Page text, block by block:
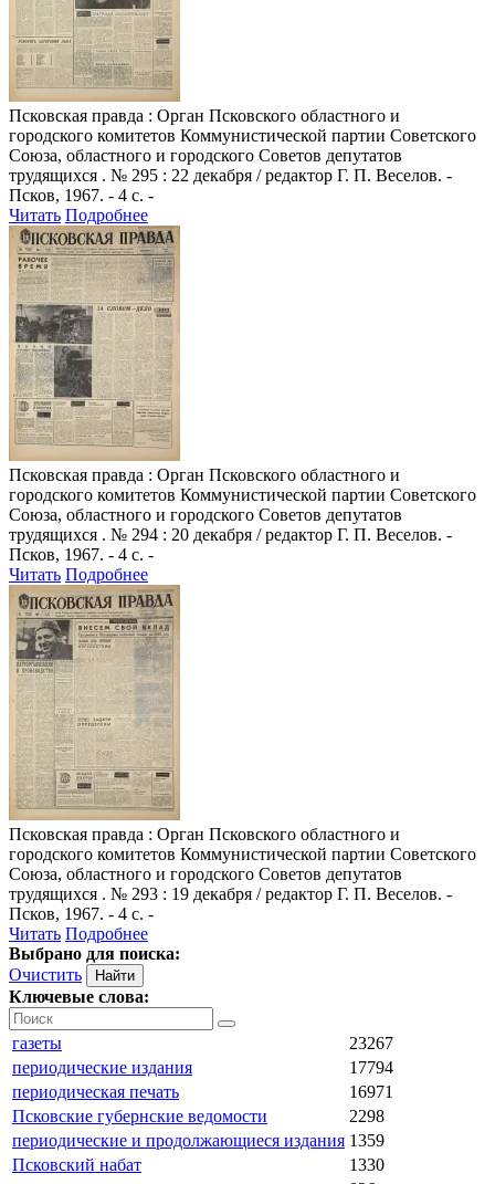
Псковская правда : Орган Псковского областного и
городского комитетов Коммунистической партии Советского
Союза, областного и городского Советов депутатов
трудящихся . № 295 : 22 декабря / редактор Г. П. Веселов. -
Псков, 1967. - 4 с. -
Читать Подробнее
Псковская правда : Орган Псковского областного и
городского комитетов Коммунистической партии Советского
Союза, областного и городского Советов депутатов
трудящихся . № 294 : 20 декабря / редактор Г. П. Веселов. -
Псков, 1967. - 4 с. -
Читать Подробнее
Псковская правда : Орган Псковского областного и
городского комитетов Коммунистической партии Советского
Союза, областного и городского Советов депутатов
трудящихся . № 293 : 19 декабря / редактор Г. П. Веселов. -
Псков, 1967. - 4 с. -
Читать Подробнее
Выбрано для поиска:
Очистить
Ключевые слова:
газеты
23267
периодические издания
17794
периодическая печать
16971
Псковские губернские ведомости
2298
периодические и продолжающиеся издания 1359
Псковский набат
1330